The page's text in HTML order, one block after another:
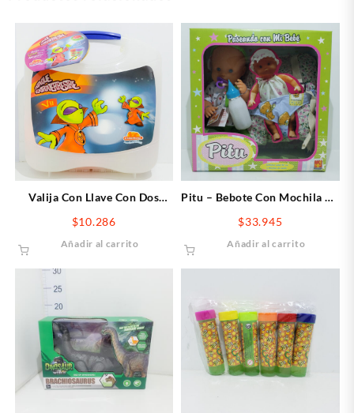
Valija Con Llave Con Dos
Chikimasa
$10.286
Añadir al carrito
Pitu – Bebote Con Mochila De
$33.945
Añadir al carrito